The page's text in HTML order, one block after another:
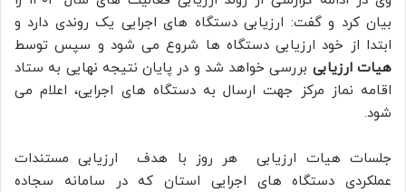
بیان کرد و گفت: ارزیابی دستگاه های اجرایی یک روندی دارد و
ابتدا از خود ارزیابی دستگاه ها شروع می شود و سپس توسط
هیات ارزیابی بررسی خواهد شد و در پایان نتیجه نهایی به ستاد
اقامه نماز مرکز جهت ارسال به دستگاه های اجرایی، اعلام می
شود.
جلسات هیات ارزیابی هر روز با هدف ارزیابی مستندات
عملکردی دستگاه های اجرایی استان که در سامانه سجاده